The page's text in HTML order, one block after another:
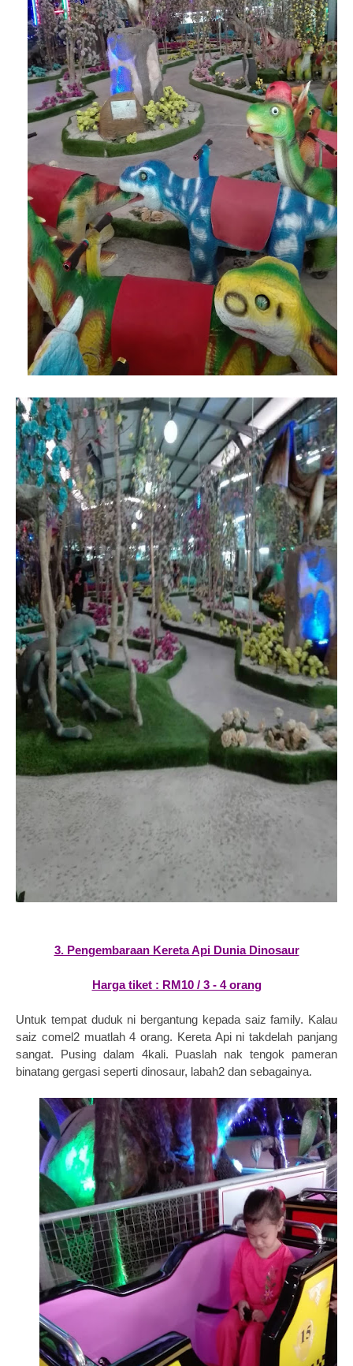
3. Pengembaraan Kereta Api Dunia Dinosaur
Harga tiket : RM10 / 3 - 4 orang
Untuk tempat duduk ni bergantung kepada saiz family. Kalau
saiz comel2 muatlah 4 orang. Kereta Api ni takdelah panjang
sangat. Pusing dalam 4kali. Puaslah nak tengok pameran
binatang gergasi seperti dinosaur, labah2 dan sebagainya.